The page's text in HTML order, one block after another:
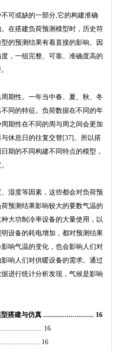
可或缺的一部分,它的构建准确
在搭建负荷预测模型时，历史符
的预测结果有着直接的影响。因
，一组完整、可靠、准确度高的
期性。一年当中春、夏、秋、冬
同的特征。负荷数据在不同的年
期性在不同的周与周之间会更加
休息日的往复交替[37]。所以搭
期的不同构建不同特点的模型，
湿度等因素，这些都会对负荷预
预测结果影响较大的要数气温的
大功制冷率设备的大量使用，以
设备的耗电增加，都对预测结果
响气温的变化，也会影响人们对
响人们对供暖设备的需求。通过
进行统计分析发现，气候是影响
搭建与仿真 .......................... 16
16
16